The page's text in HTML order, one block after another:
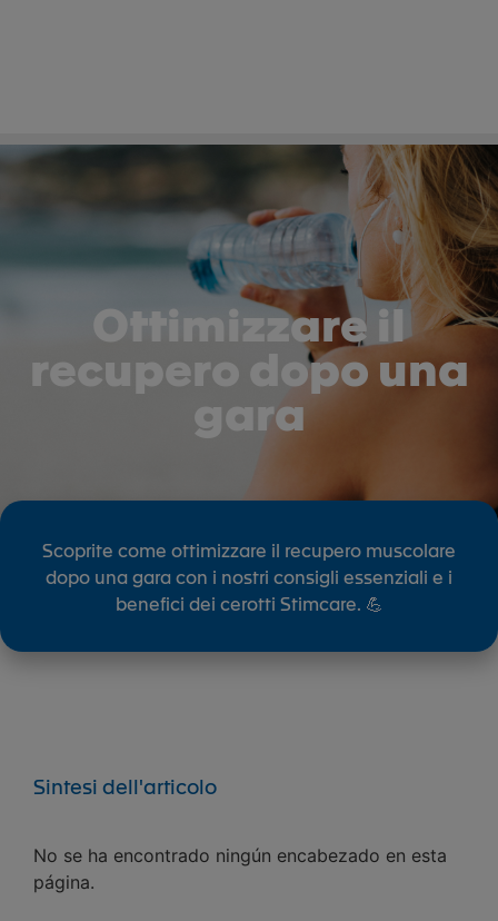
Ottimizzare il
recupero dopo una
gara
Scoprite come ottimizzare il recupero muscolare
dopo una gara con i nostri consigli essenziali e i
benefici dei cerotti Stimcare. 💪
Sintesi dell'articolo
No se ha encontrado ningún encabezado en esta
página.